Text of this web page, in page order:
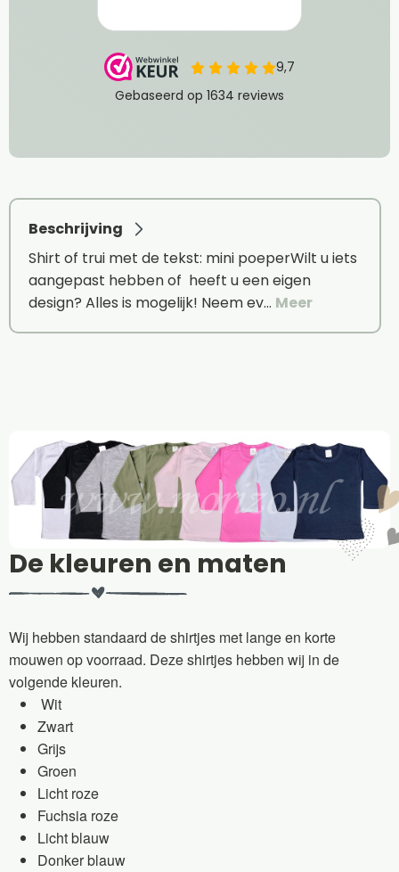
Beschrijving
Shirt of trui met de tekst: mini poeperWilt u iets
aangepast hebben of heeft u een eigen
design? Alles is mogelijk! Neem ev… Meer
De kleuren en maten
Wij hebben standaard de shirtjes met lange en korte
mouwen op voorraad. Deze shirtjes hebben wij in de
volgende kleuren.
Wit
Zwart
Grijs
Groen
Licht roze
Fuchsia roze
Licht blauw
Donker blauw